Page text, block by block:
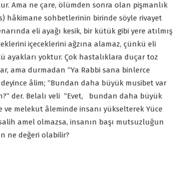
Ama ne çare, ölümden sonra olan pişmanlık
hâkimane sohbetlerinin birinde söyle rivayet
eli ayağı kesik, bir kütük gibi yere atılmış
içeceklerini ağzına alamaz, çünkü eli
ayakları yoktur. Çok hastalıklara duçar toz
ama durmadan “Ya Rabbi sana binlerce
âlim; “Bundan daha büyük musibet var
der. Belalı veli “Evet, bundan daha büyük
ve melekut âleminde insanı yükselterek Yüce
amel olmazsa, insanın başı mutsuzluğun
ne değeri olabilir?